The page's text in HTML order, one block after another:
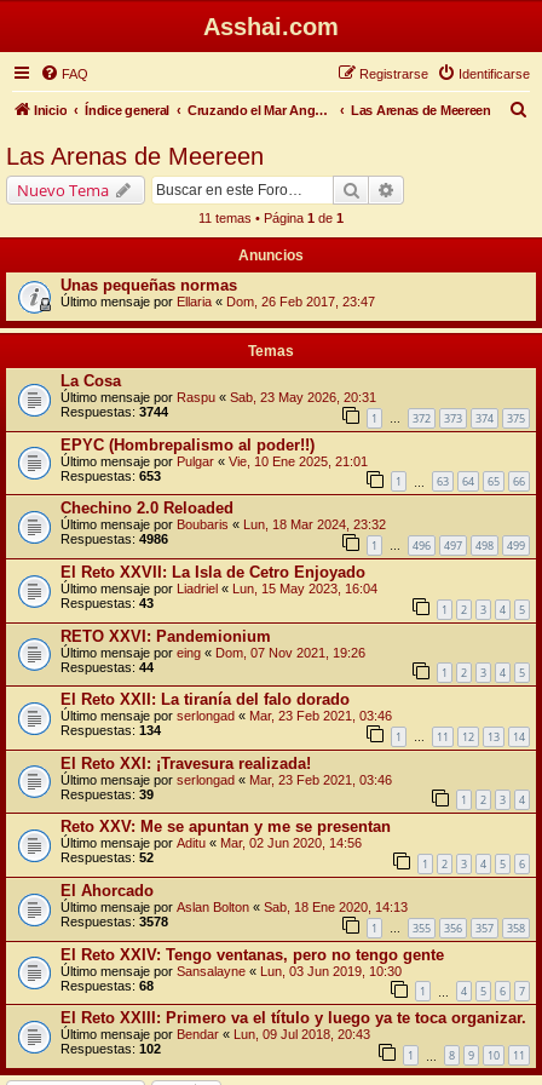
Asshai.com
FAQ Identificarse
Registrarse
Inicio Índice general Cruzando el Mar Angosto Las Arenas de Meereen
Las Arenas de Meereen
Nuevo Tema Buscar
11 temas • Página 1 de 1
Anuncios
Unas pequeñas normas
Último mensaje por Ellaria « Dom, 26 Feb 2017, 23:47
Temas
La Cosa
Último mensaje por Raspu « Sab, 23 May 2026, 20:31
Respuestas: 3744 1 … 372 373 374 375
EPYC (Hombrepalismo al poder!!)
Último mensaje por Pulgar « Vie, 10 Ene 2025, 21:01
Respuestas: 653 1 63 64 65 66
Chechino 2.0 Reloaded
Último mensaje por Boubaris «
Lun, 18 Mar 2024, 23:32
Respuestas: 4986 1 … 496 497 498 499
El Reto XXVII: La Isla de Cetro Enjoyado
Último mensaje por Liadriel « Lun, 15 May 2023, 16:04
Respuestas: 43 1 2 3 4 5
RETO XXVI: Pandemionium
Último mensaje por eing « Dom, 07 Nov 2021, 19:26
Respuestas: 44 1 2 3 4 5
El Reto XXII: La tiranía del falo dorado
Último mensaje por serlongad « Mar, 23 Feb 2021, 03:46
Respuestas: 134 1 … 11 12 13 14
El Reto XXI: ¡Travesura realizada!
Último mensaje por serlongad « Mar, 23 Feb 2021, 03:46
Respuestas: 39 1 2 3 4
Reto XXV: Me se apuntan y me se presentan
Último mensaje por Aditu « Mar, 02 Jun 2020, 14:56
Respuestas: 52 1 2 3 4 5 6
El Ahorcado
Último mensaje por Aslan Bolton « Sab, 18 Ene 2020, 14:13
Respuestas: 3578 1 … 355 356 357 358
El Reto XXIV: Tengo ventanas, pero no tengo gente
Último mensaje por Sansalayne « Lun, 03 Jun 2019, 10:30
Respuestas: 68 1 4 5 6 7
El Reto XXIII: Primero va el título y luego ya te toca organizar.
Último mensaje por Bendar « Lun, 09 Jul 2018, 20:43
Respuestas: 102 1 8 9 10 11